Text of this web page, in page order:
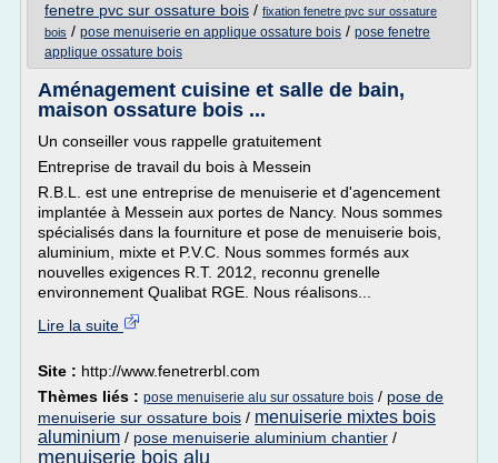
fenetre pvc sur ossature bois / fixation fenetre pvc sur ossature
bois / pose menuiserie en applique ossature bois / pose fenetre
applique ossature bois
Aménagement cuisine et salle de bain,
maison ossature bois ...
Un conseiller vous rappelle gratuitement
Entreprise de travail du bois à Messein
R.B.L. est une entreprise de menuiserie et d'agencement
implantée à Messein aux portes de Nancy. Nous sommes
spécialisés dans la fourniture et pose de menuiserie bois,
aluminium, mixte et P.V.C. Nous sommes formés aux
nouvelles exigences R.T. 2012, reconnu grenelle
environnement Qualibat RGE. Nous réalisons...
Lire la suite
Site : http://www.fenetrerbl.com
Thèmes liés : pose menuiserie alu sur ossature bois / pose de
menuiserie sur ossature bois / menuiserie mixtes bois
aluminium / pose menuiserie aluminium chantier /
menuiserie bois alu